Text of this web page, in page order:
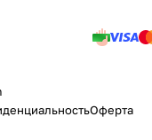
Оферта